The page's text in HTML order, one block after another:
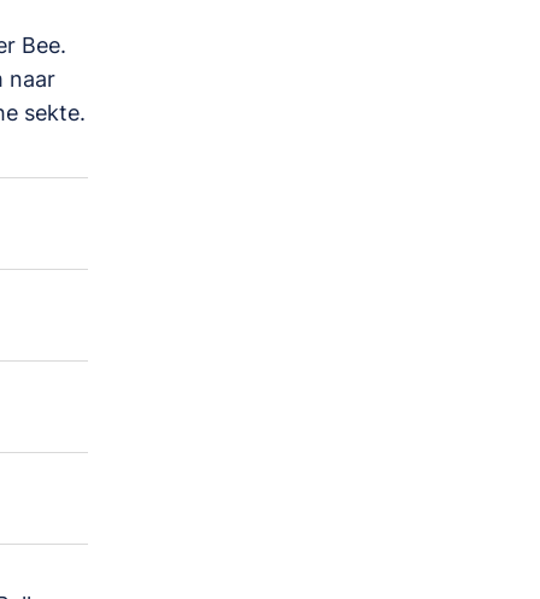
Bee.
naar
sekte.